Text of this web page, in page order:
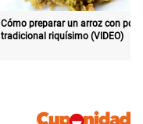
Cómo preparar un arroz con pollo
tradicional riquísimo (VIDEO)